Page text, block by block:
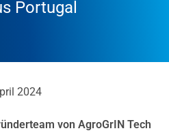
Portugal
2024
von AgroGrIN Tech